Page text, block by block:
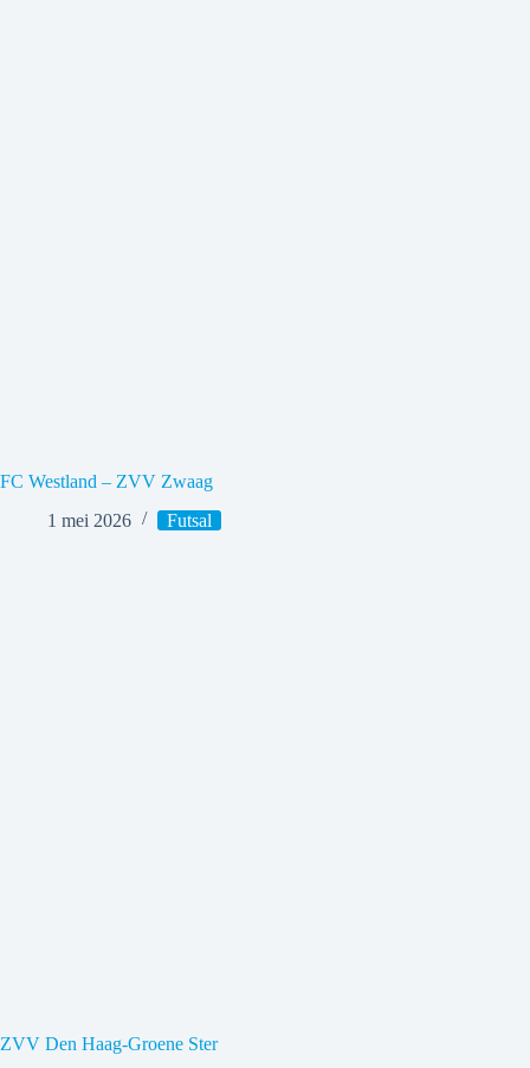
FC Westland – ZVV Zwaag
1 mei 2026
Futsal
ZVV Den Haag-Groene Ster